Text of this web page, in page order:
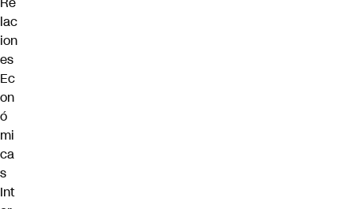
lac
ion
es
Ec
on
ó
mi
ca
s
Int